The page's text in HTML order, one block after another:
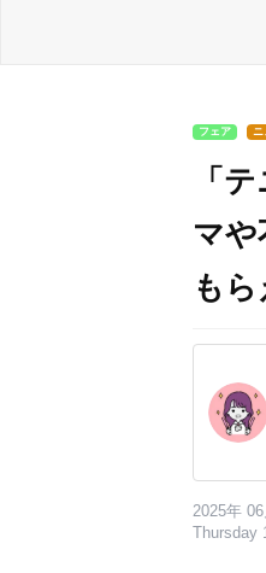
フェア ニ
「
マ
もら
2025年 06
Thursday